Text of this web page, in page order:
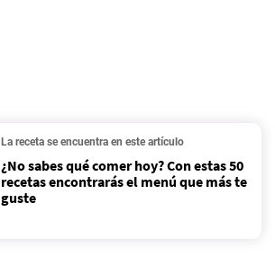
La receta se encuentra en este artículo
¿No sabes qué comer hoy? Con estas 50
recetas encontrarás el menú que más te
guste